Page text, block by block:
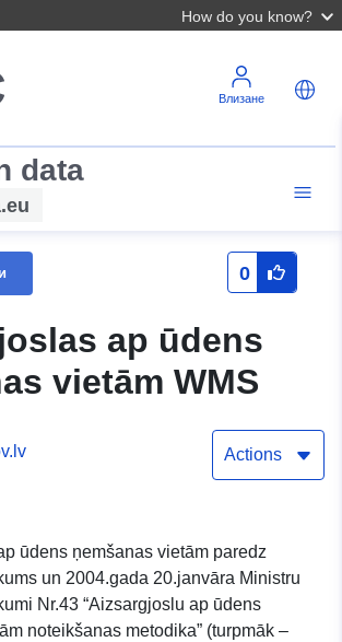
How do you know?
Влизане
data
0
ap ūdens
vietām WMS
Actions
ūdens ņemšanas vietām paredz
un 2004.gada 20.janvāra Ministru
Nr.43 “Aizsargjoslu ap ūdens
noteikšanas metodika” (turpmāk –